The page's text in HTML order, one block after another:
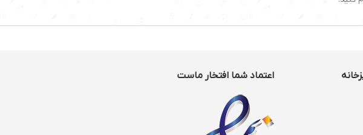
اعتماد شما افتخار ماست